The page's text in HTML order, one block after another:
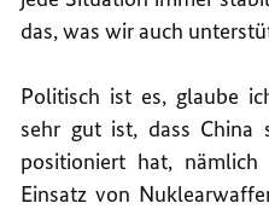
das, was wir auch
Politisch ist es, glaube
sehr gut ist, dass China
positioniert hat,
Einsatz von